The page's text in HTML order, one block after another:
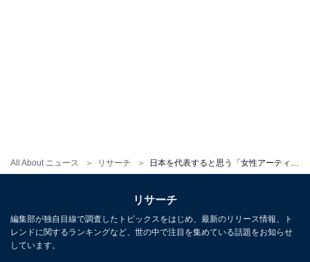
All About ニュース リサーチ
リサーチ
編集部が独自目線で調査したトピックスをはじめ、最新のリリース情報、ト
レンドに関するランキングなど、世の中で注目を集めている話題をお知らせ
しています。